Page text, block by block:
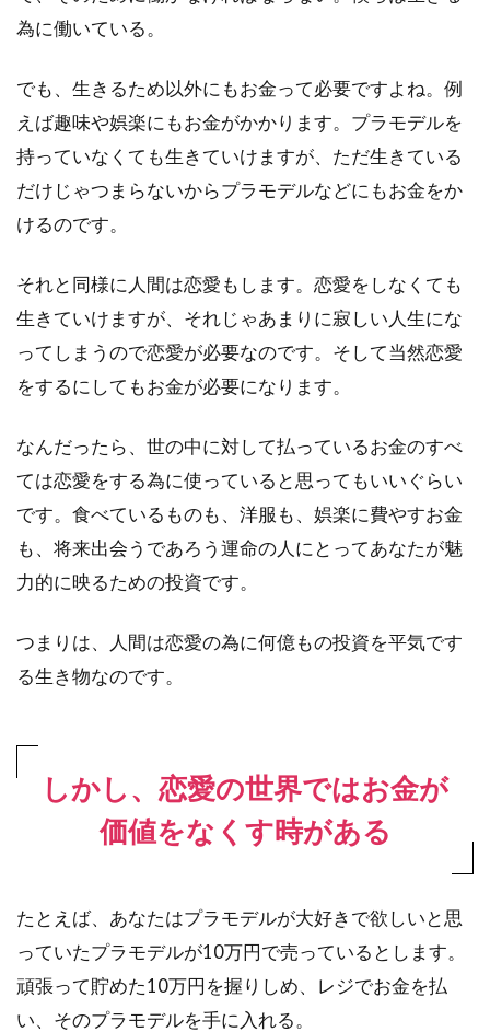
為に働いている。
でも、生きるため以外にもお金って必要ですよね。例
えば趣味や娯楽にもお金がかかります。プラモデルを
持っていなくても生きていけますが、ただ生きている
だけじゃつまらないからプラモデルなどにもお金をか
けるのです。
それと同様に人間は恋愛もします。恋愛をしなくても
生きていけますが、それじゃあまりに寂しい人生にな
ってしまうので恋愛が必要なのです。そして当然恋愛
をするにしてもお金が必要になります。
なんだったら、世の中に対して払っているお金のすべ
ては恋愛をする為に使っていると思ってもいいぐらい
です。食べているものも、洋服も、娯楽に費やすお金
も、将来出会うであろう運命の人にとってあなたが魅
力的に映るための投資です。
つまりは、人間は恋愛の為に何億もの投資を平気です
る生き物なのです。
しかし、恋愛の世界ではお金が
価値をなくす時がある
たとえば、あなたはプラモデルが大好きで欲しいと思
っていたプラモデルが10万円で売っているとします。
頑張って貯めた10万円を握りしめ、レジでお金を払
い、そのプラモデルを手に入れる。